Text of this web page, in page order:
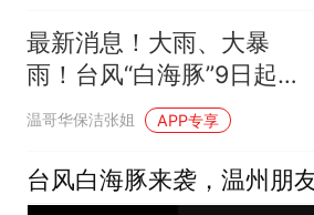
最新消息！大雨、大暴
雨！台风“白海豚”9日起对
安徽会有明显风
温哥华保洁张姐 APP专享
台风白海豚来袭，温州朋